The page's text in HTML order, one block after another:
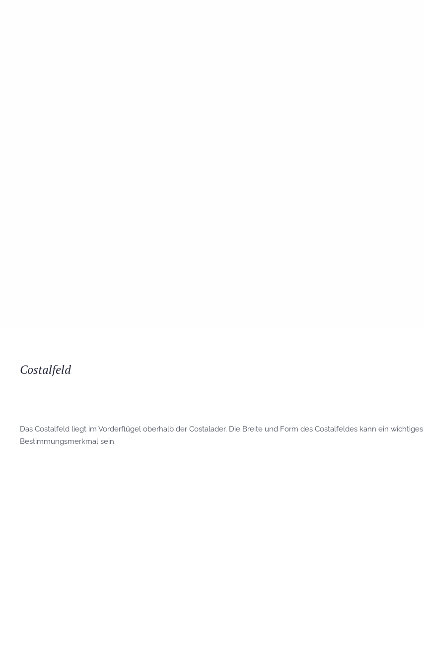
Costalfeld
Das Costalfeld liegt im Vorderflügel oberhalb der Costalader. Die Breite und Form des Costalfeldes kann ein wichtiges
Bestimmungsmerkmal sein.